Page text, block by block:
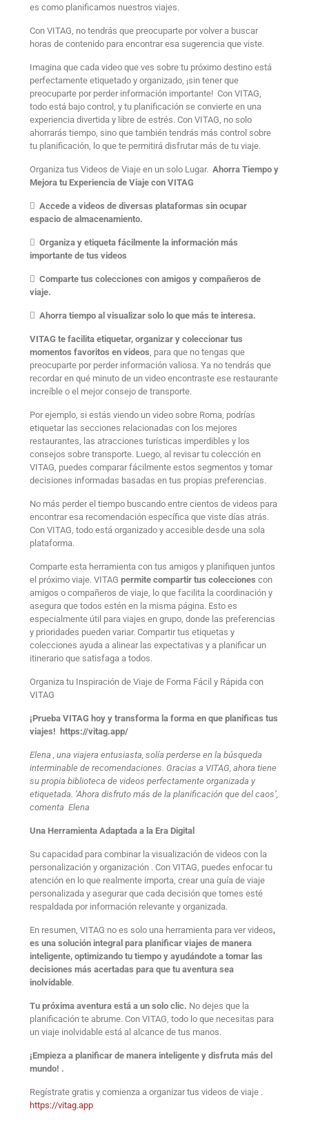
es como planificamos nuestros viajes.
Con VITAG, no tendrás que preocuparte por volver a buscar
horas de contenido para encontrar esa sugerencia que viste.
Imagina que cada video que ves sobre tu próximo destino está
perfectamente etiquetado y organizado, ¡sin tener que
preocuparte por perder información importante! Con VITAG,
todo está bajo control, y tu planificación se convierte en una
experiencia divertida y libre de estrés. Con VITAG, no solo
ahorrarás tiempo, sino que también tendrás más control sobre
tu planificación, lo que te permitirá disfrutar más de tu viaje.
Organiza tus Videos de Viaje en un solo Lugar. Ahorra Tiempo y
Mejora tu Experiencia de Viaje con VITAG
 Accede a videos de diversas plataformas sin ocupar
espacio de almacenamiento.
 Organiza y etiqueta fácilmente la información más
importante de tus videos
 Comparte tus colecciones con amigos y compañeros de
viaje.
 Ahorra tiempo al visualizar solo lo que más te interesa.
VITAG te facilita etiquetar, organizar y coleccionar tus
momentos favoritos en videos , para que no tengas que
preocuparte por perder información valiosa. Ya no tendrás que
recordar en qué minuto de un video encontraste ese restaurante
increíble o el mejor consejo de transporte.
Por ejemplo, si estás viendo un video sobre Roma, podrías
etiquetar las secciones relacionadas con los mejores
restaurantes, las atracciones turísticas imperdibles y los
consejos sobre transporte. Luego, al revisar tu colección en
VITAG, puedes comparar fácilmente estos segmentos y tomar
decisiones informadas basadas en tus propias preferencias.
No más perder el tiempo buscando entre cientos de videos para
encontrar esa recomendación específica que viste días atrás.
Con VITAG, todo está organizado y accesible desde una sola
plataforma.
Comparte esta herramienta con tus amigos y planifiquen juntos
el próximo viaje. VITAG permite compartir tus colecciones con
amigos o compañeros de viaje, lo que facilita la coordinación y
asegura que todos estén en la misma página. Esto es
especialmente útil para viajes en grupo, donde las preferencias
y prioridades pueden variar. Compartir tus etiquetas y
colecciones ayuda a alinear las expectativas y a planificar un
itinerario que satisfaga a todos.
Organiza tu Inspiración de Viaje de Forma Fácil y Rápida con
VITAG
¡Prueba VITAG hoy y transforma la forma en que planificas tus
viajes! https://vitag.app/
Elena , una viajera entusiasta, solía perderse en la búsqueda
interminable de recomendaciones. Gracias a VITAG, ahora tiene
su propia biblioteca de videos perfectamente organizada y
etiquetada. ‘Ahora disfruto más de la planificación que del caos’,
comenta Elena
Una Herramienta Adaptada a la Era Digital
Su capacidad para combinar la visualización de videos con la
personalización y organización . Con VITAG, puedes enfocar tu
atención en lo que realmente importa, crear una guía de viaje
personalizada y asegurar que cada decisión que tomes esté
respaldada por información relevante y organizada.
En resumen, VITAG no es solo una herramienta para ver videos,
es una solución integral para planificar viajes de manera
inteligente, optimizando tu tiempo y ayudándote a tomar las
decisiones más acertadas para que tu aventura sea
inolvidable.
Tu próxima aventura está a un solo clic. No dejes que la
planificación te abrume. Con VITAG, todo lo que necesitas para
un viaje inolvidable está al alcance de tus manos.
¡Empieza a planificar de manera inteligente y disfruta más del
mundo! .
Regístrate gratis y comienza a organizar tus videos de viaje .
https://vitag.app